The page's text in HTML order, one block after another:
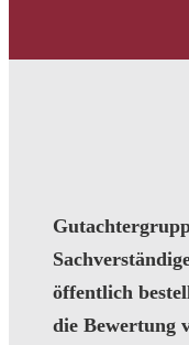
öffentlich
die Bewertung